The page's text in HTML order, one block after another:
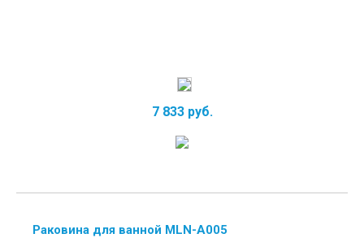
7 833 руб.
Раковина для ванной MLN-А005